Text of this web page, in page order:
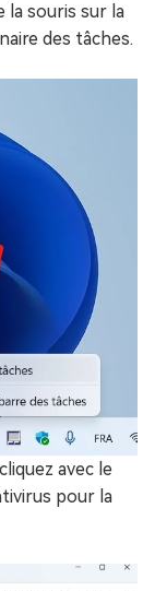
la souris sur la
des tâches.
avec le
pour la